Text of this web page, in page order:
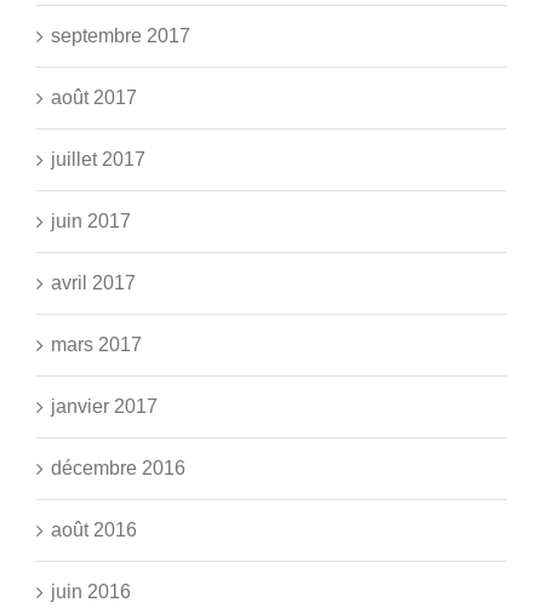
septembre 2017
août 2017
juillet 2017
juin 2017
avril 2017
mars 2017
janvier 2017
décembre 2016
août 2016
juin 2016